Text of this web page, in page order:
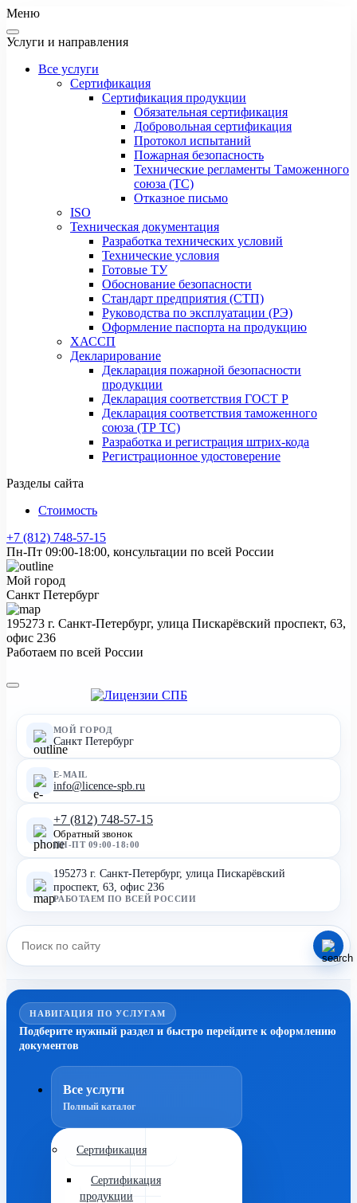
Меню
Услуги и направления
Все услуги
Сертификация
Сертификация продукции
Обязательная сертификация
Добровольная сертификация
Протокол испытаний
Пожарная безопасность
Технические регламенты Таможенного
союза (ТС)
Отказное письмо
ISO
Техническая документация
Разработка технических условий
Технические условия
Готовые ТУ
Обоснование безопасности
Стандарт предприятия (СТП)
Руководства по эксплуатации (РЭ)
Оформление паспорта на продукцию
ХАССП
Декларирование
Декларация пожарной безопасности
продукции
Декларация соответствия ГОСТ Р
Декларация соответствия таможенного
союза (ТР ТС)
Разработка и регистрация штрих-кода
Регистрационное удостоверение
Разделы сайта
Стоимость
+7 (812) 748-57-15
Пн-Пт 09:00-18:00, консультации по всей России
Мой город
Санкт Петербург
195273 г. Санкт-Петербург, улица Пискарёвский проспект, 63,
офис 236
Работаем по всей России
МОЙ ГОРОД
Санкт Петербург
E-MAIL
info@licence-spb.ru
+7 (812) 748-57-15
Обратный звонок
ПН-ПТ 09:00-18:00
195273 г. Санкт-Петербург, улица Пискарёвский
проспект, 63, офис 236
РАБОТАЕМ ПО ВСЕЙ РОССИИ
НАВИГАЦИЯ ПО УСЛУГАМ
Подберите нужный раздел и быстро перейдите к оформлению
документов
Все услуги
Полный каталог
Сертификация
Сертификация
продукции